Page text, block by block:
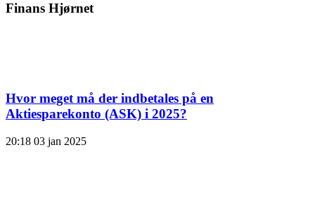
Finans Hjørnet
Hvor meget må der indbetales på en
Aktiesparekonto (ASK) i 2025?
20:18 03 jan 2025